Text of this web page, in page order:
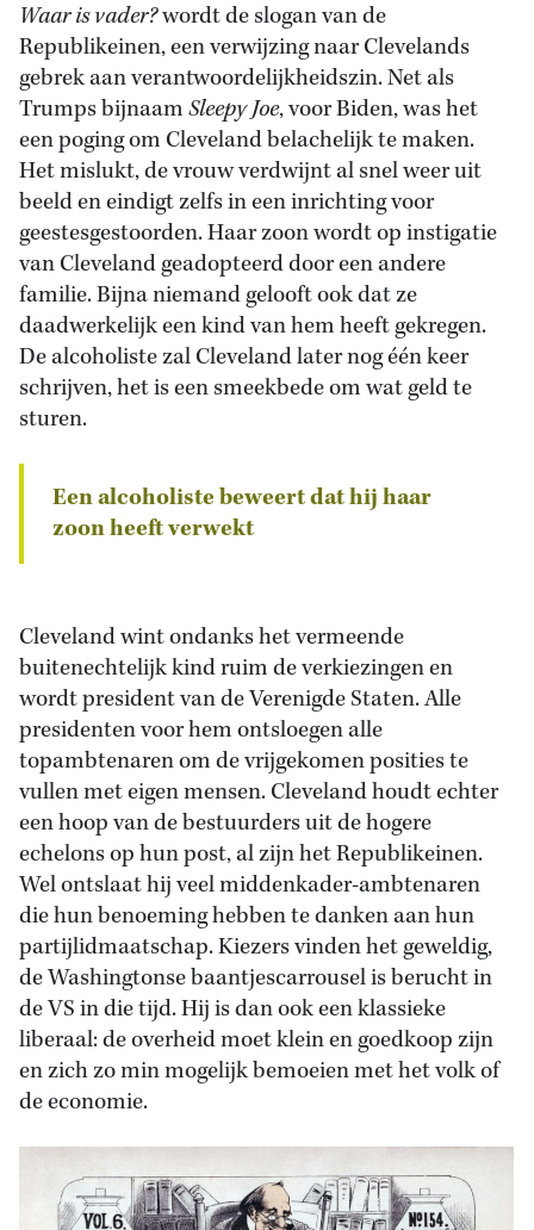
Waar is vader?wordt de slogan van de
Republikeinen, een verwijzing naar Clevelands
gebrek aan verantwoordelijkheidszin. Net als
Trumps bijnaamSleepy Joe, voor Biden, was het
een poging om Cleveland belachelijk te maken.
Het mislukt, de vrouw verdwijnt al snel weer uit
beeld en eindigt zelfs in een inrichting voor
geestesgestoorden. Haar zoon wordt op instigatie
van Cleveland geadopteerd door een andere
familie. Bijna niemand gelooft ook dat ze
daadwerkelijk een kind van hem heeft gekregen.
De alcoholiste zal Cleveland later nog één keer
schrijven, het is een smeekbede om wat geld te
sturen.
Een alcoholiste beweert dat hij haar
zoon heeft verwekt
Cleveland wint ondanks het vermeende
buitenechtelijk kind ruim de verkiezingen en
wordt president van de Verenigde Staten. Alle
presidenten voor hem ontsloegen alle
topambtenaren om de vrijgekomen posities te
vullen met eigen mensen. Cleveland houdt echter
een hoop van de bestuurders uit de hogere
echelons op hun post, al zijn het Republikeinen.
Wel ontslaat hij veel middenkader-ambtenaren
die hun benoeming hebben te danken aan hun
partijlidmaatschap. Kiezers vinden het geweldig,
de Washingtonse baantjescarrousel is berucht in
de VS in die tijd. Hij is dan ook een klassieke
liberaal: de overheid moet klein en goedkoop zijn
en zich zo min mogelijk bemoeien met het volk of
de economie.